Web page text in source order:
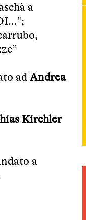
a
ad Andrea
Kirchler
a